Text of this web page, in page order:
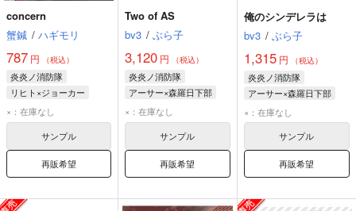
concern
蟹鍼 / ハギモリ
787 円 （税込）
炎炎ノ消防隊
リヒト×ジョーカー
ヴィクトル・リヒト
ジョーカー
×：在庫なし
サンプル
再販希望
Two of AS
bv3 / ぶら子
3,120 円 （税込）
炎炎ノ消防隊
アーサー×森羅日下部
アーサー・ボイル
森羅日下部
×：在庫なし
サンプル
再販希望
俺のシンデレラは
bv3 / ぶら子
1,315円 （税込）
炎炎ノ消防隊
アーサー×森羅日下部
アーサー・ボイル
森羅日下部
×：在庫なし
サンプル
再販希望